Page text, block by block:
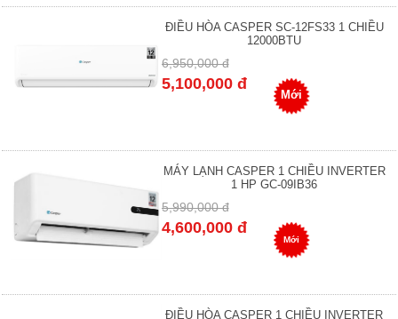
ĐIỀU HÒA CASPER SC-12FS33 1 CHIỀU
12000BTU
6,950,000 đ
5,100,000 đ
Mới
MÁY LẠNH CASPER 1 CHIỀU INVERTER
1 HP GC-09IB36
5,990,000 đ
4,600,000 đ
Mới
ĐIỀU HÒA CASPER 1 CHIỀU INVERTER